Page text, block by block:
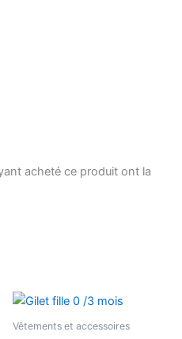
acheté ce produit ont la
Vêtements et accessoires